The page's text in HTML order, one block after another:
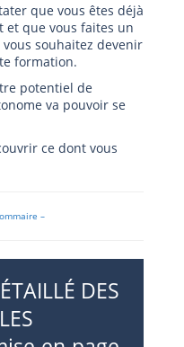
que vous êtes déjà
et que vous faites un
souhaitez devenir
formation.
potentiel de
va pouvoir se
ce dont vous
–
DES